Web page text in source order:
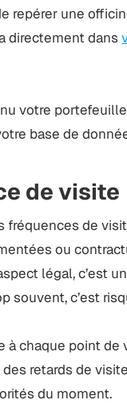
repérer une
directement dans
votre
base de
de visite
fréquences de
ou
légal, c’est
souvent, c’est
chaque point
retards de
du moment.